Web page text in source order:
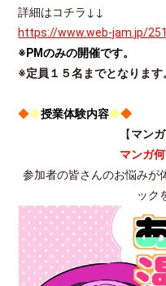
詳細はコチラ↓↓
https://www.web-jam.jp/
※PMのみの開催です。
※定員１５名までとなります
◆◆授業体験内容◆◆
【マン
マンガ
参加者の皆さんのお悩みが
ック